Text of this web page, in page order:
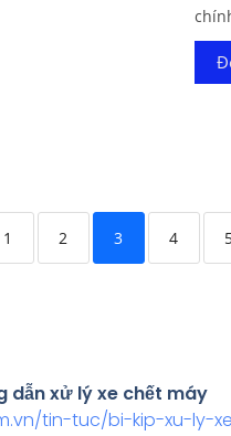
1 2 3 4
dẫn xử lý xe chết máy
tin-tuc/bi-kip-xu-ly-